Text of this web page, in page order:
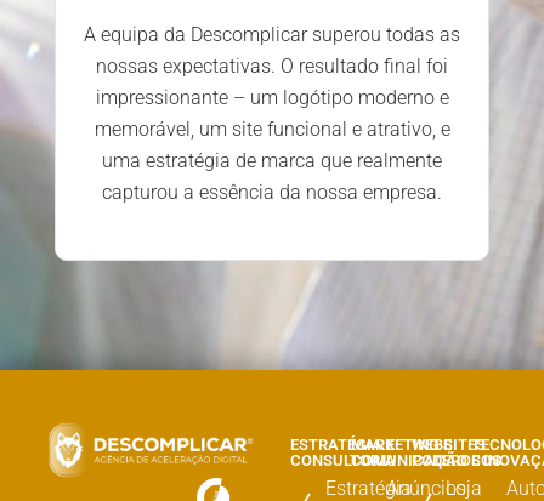
A equipa da Descomplicar superou todas as
nossas expectativas. O resultado final foi
impressionante – um logótipo moderno e
memorável, um site funcional e atrativo, e
uma estratégia de marca que realmente
capturou a essência da nossa empresa.
ESTRATÉGIA E
CONSULTORIA
Estratégia
MARKETING E
COMUNICAÇÃO
Anúncios
WEBSITES
PODEROSOS
Loja
E